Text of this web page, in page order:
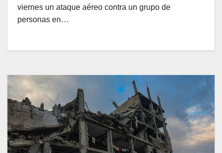
viernes un ataque aéreo contra un grupo de
personas en…